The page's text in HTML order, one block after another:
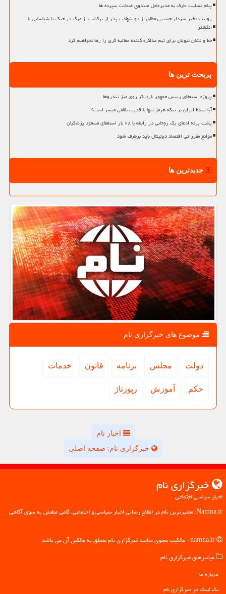
پیام تسلیت عارف به مدیرعامل صندوق ضمانت سپرده ها
روایت دختر سردار حسینی مطلق از دو شهادت پدر از برگشت از مرگ در جنگ تا شناسایی با
انگشتر
خط و نشان نبویان برای تیم مذاکره کننده مطالبه گری را رها نخواهیم کرد
پربحث ترین ها
پروژه استعفای رییس جمهور باردیگر روی میز تندروها
آیا تسلط ایران بر تنگه هرمز تنها با قدرت نظامی میسر است؟
پشت پرده ادعای یک روحانی در رابطه با ۲۸ بار استعفای مسعود پزشکیان
موانع مقرراتی اقتصاد دیجیتال باید برطرف شود
جدیدترین ها
موضوع های خبرگزاری نام
دولت مجلس برنامه قانون خدمات
حكم آموزش رپورتاژ
اخبار نام
خبرگزاری نام: صفحه اصلی
خبرگزاری نام
اخبار سیاسی اجتماعی
Namna.ir: معتبرترین نام در اطلاع رسانی اخبار سیاسی و اجتماعی، گامی مطمئن به سوی آگاهی
میانبرهای خبرگزاری نام
درباره ما
بک لینک در خبرگزاری نام